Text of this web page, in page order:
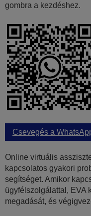
gombra a kezdéshez.
Csevegés a
Online virtuális
kapcsolatos gyakori
segítséget. Amikor
ügyfélszolgálattal, EVA
megadását, és